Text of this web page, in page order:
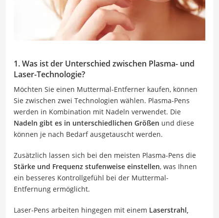
1. Was ist der Unterschied zwischen Plasma- und
Laser-Technologie?
Möchten Sie einen Muttermal-Entferner kaufen, können
Sie zwischen zwei Technologien wählen. Plasma-Pens
werden in Kombination mit Nadeln verwendet. Die
Nadeln gibt es in unterschiedlichen Größen und diese
können je nach Bedarf ausgetauscht werden.
Zusätzlich lassen sich bei den meisten Plasma-Pens die
Stärke und Frequenz stufenweise einstellen, was Ihnen
ein besseres Kontrollgefühl bei der Muttermal-
Entfernung ermöglicht.
Laser-Pens arbeiten hingegen mit einem Laserstrahl,